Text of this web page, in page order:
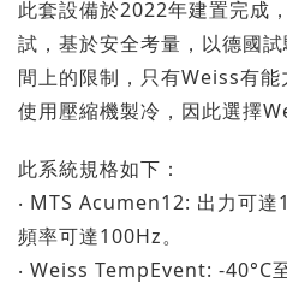
此套設備於2022年建置完成
試，基於安全考量，以德國
間上的限制，只有Weiss有
使用壓縮機製冷，因此選擇
此系統規格如下：
‧ MTS Acumen12: 出力可
頻率可達100Hz。
‧ Weiss TempEvent: -40°C